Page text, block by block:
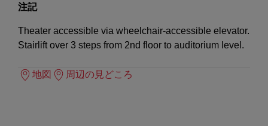
注記
Theater accessible via wheelchair-accessible elevator.
Stairlift over 3 steps from 2nd floor to auditorium level.
地図 周辺の見どころ